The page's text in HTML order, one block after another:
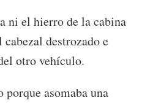
ni el hierro de la cabina
destrozado e
otro vehículo.
asomaba una